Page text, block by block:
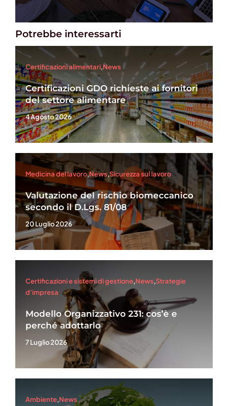
Potrebbe interessarti
Certificazioni alimentari,News
Certificazioni GDO richieste ai fornitori
del settore alimentare
4 Agosto 2026
Medicina del lavoro,News,Sicurezza sul lavoro
Valutazione del rischio biomeccanico
secondo il D.Lgs. 81/08
20 Luglio 2026
Certificazioni e sistemi di gestione,News,Strategie
d'impresa
Modello Organizzativo 231: cos’è e
perché adottarlo
7 Luglio 2026
Ambiente,News